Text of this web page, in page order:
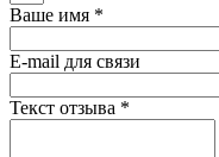
Ваше имя *
E-mail для связи
Текст отзыва *